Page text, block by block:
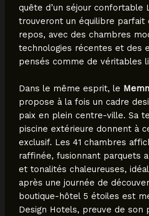
quête d’un séjour confortable
trouveront un équilibre
repos, avec des chambres
technologies récentes et des
pensés comme de véritables
Dans le même esprit, le
propose à la fois un cadre
paix en plein centre-ville. Sa
piscine extérieure donnent à
exclusif. Les 41 chambres
raffinée, fusionnant parquets
et tonalités chaleureuses,
après une journée de
boutique-hôtel 5 étoiles est
Design Hotels, preuve de son